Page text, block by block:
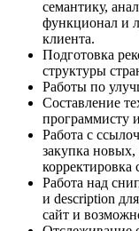
семантику,
функционал и
клиента.
Подготовка
структуры
Работы по
Составление
программисту
Работа с
закупка
корректировка
Работа над
и description
сайт и